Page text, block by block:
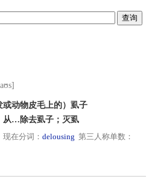
或动物皮毛上的）虱子
从…除去虱子；灭虱
现在分词： delousing 第三人称单数：